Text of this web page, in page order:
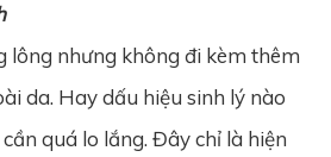
lông nhưng không đi kèm thêm
da. Hay dấu hiệu sinh lý nào
quá lo lắng. Đây chỉ là hiện